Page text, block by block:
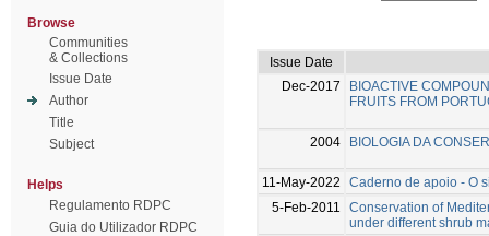
Browse
Communities
& Collections
Issue Date
Author
Title
Subject
Helps
Regulamento RDPC
Guia do Utilizador RDPC
Issue Date
Dec-2017
BIOACTIVE
FRUITS FROM
2004 BIOLOGIA DA
11-May-2022
Caderno de apoio - O
5-Feb-2011
Conservation of
under different shrub